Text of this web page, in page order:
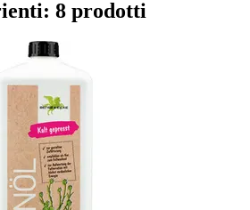
8 prodotti